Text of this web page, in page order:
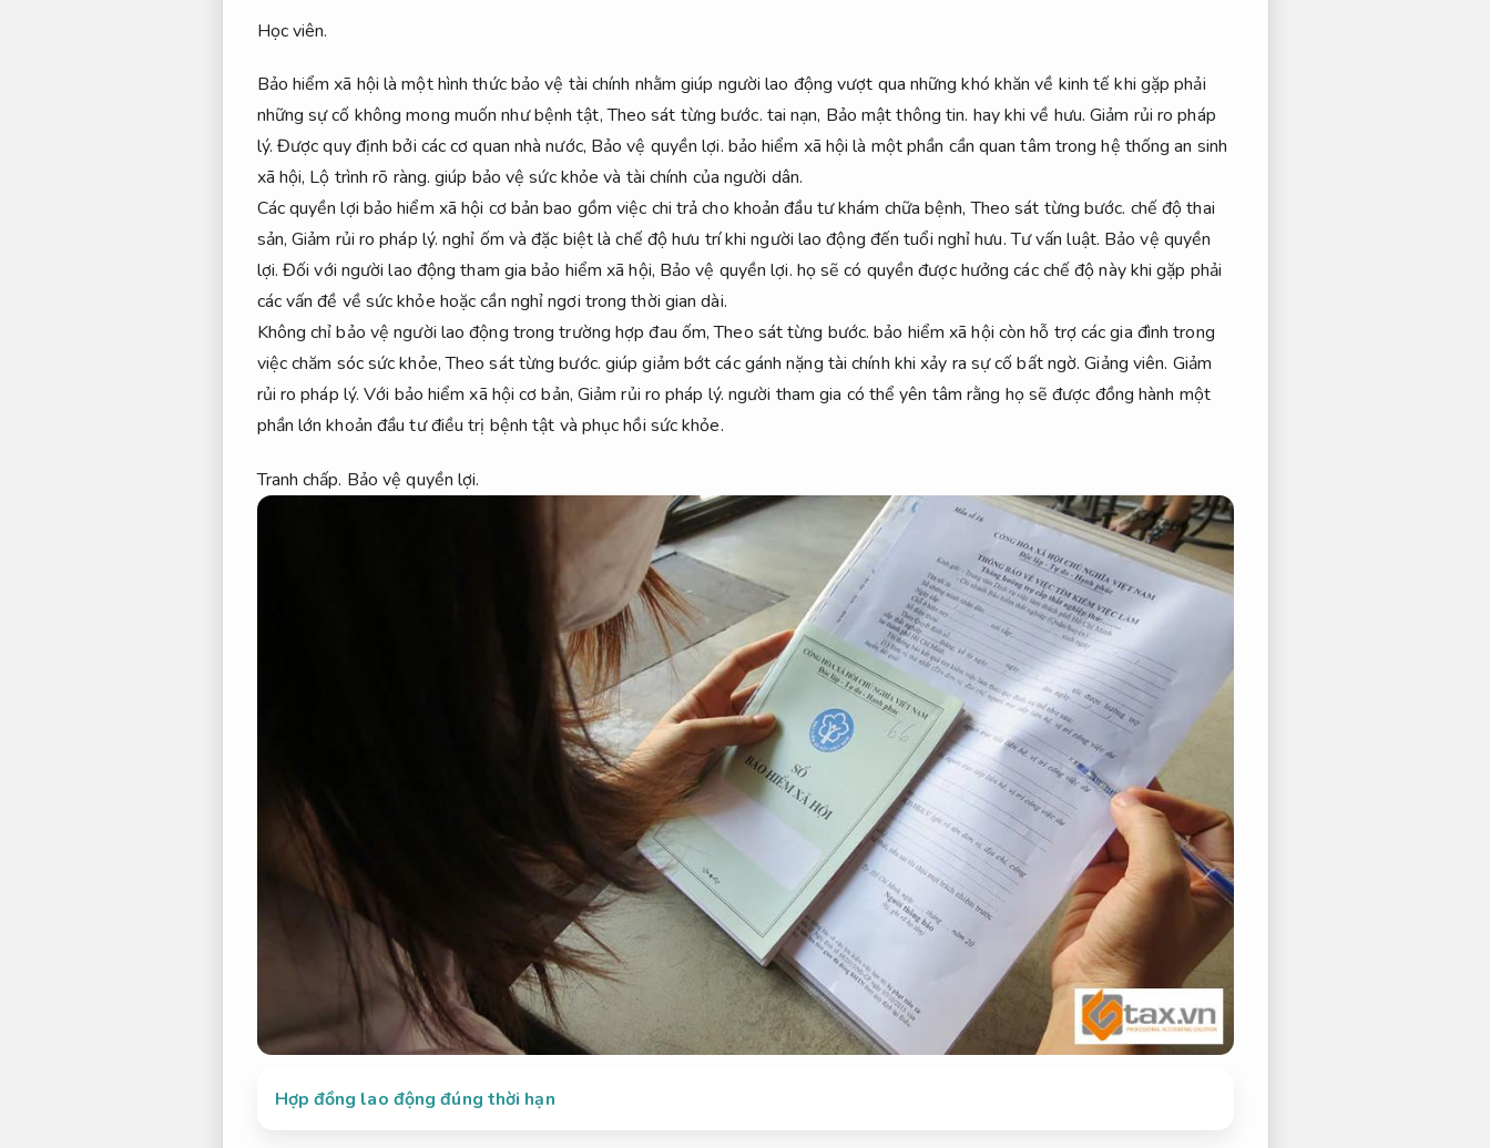
Học viên.
Bảo hiểm xã hội là một hình thức bảo vệ tài chính nhằm giúp người lao động vượt qua những khó khăn về kinh tế khi gặp phải
những sự cố không mong muốn như bệnh tật,Theo sát từng bước. tai nạn, Bảo mật thông tin. hay khi về hưu.Giảm rủi ro pháp
lý. Được quy định bởi các cơ quan nhà nước, Bảo vệ quyền lợi. bảo hiểm xã hội là một phần cần quan tâm trong hệ thống an sinh
xã hội, Lộ trình rõ ràng. giúp bảo vệ sức khỏe và tài chính của người dân.
Các quyền lợi bảo hiểm xã hội cơ bản bao gồm việc chi trả cho khoản đầu tư khám chữa bệnh,Theo sát từng bước. chế độ thai
sản,Giảm rủi ro pháp lý. nghỉ ốm và đặc biệt là chế độ hưu trí khi người lao động đến tuổi nghỉ hưu.Tư vấn luật. Bảo vệ quyền
lợi. Đối với người lao động tham gia bảo hiểm xã hội, Bảo vệ quyền lợi. họ sẽ có quyền được hưởng các chế độ này khi gặp phải
các vấn đề về sức khỏe hoặc cần nghỉ ngơi trong thời gian dài.
Không chỉ bảo vệ người lao động trong trường hợp đau ốm,Theo sát từng bước. bảo hiểm xã hội còn hỗ trợ các gia đình trong
việc chăm sóc sức khỏe,Theo sát từng bước. giúp giảm bớt các gánh nặng tài chính khi xảy ra sự cố bất ngờ.Giảng viên. Giảm
rủi ro pháp lý. Với bảo hiểm xã hội cơ bản, Giảm rủi ro pháp lý. người tham gia có thể yên tâm rằng họ sẽ được đồng hành một
phần lớn khoản đầu tư điều trị bệnh tật và phục hồi sức khỏe.
Tranh chấp. Bảo vệ quyền lợi.
Hợp đồng lao động đúng thời hạn